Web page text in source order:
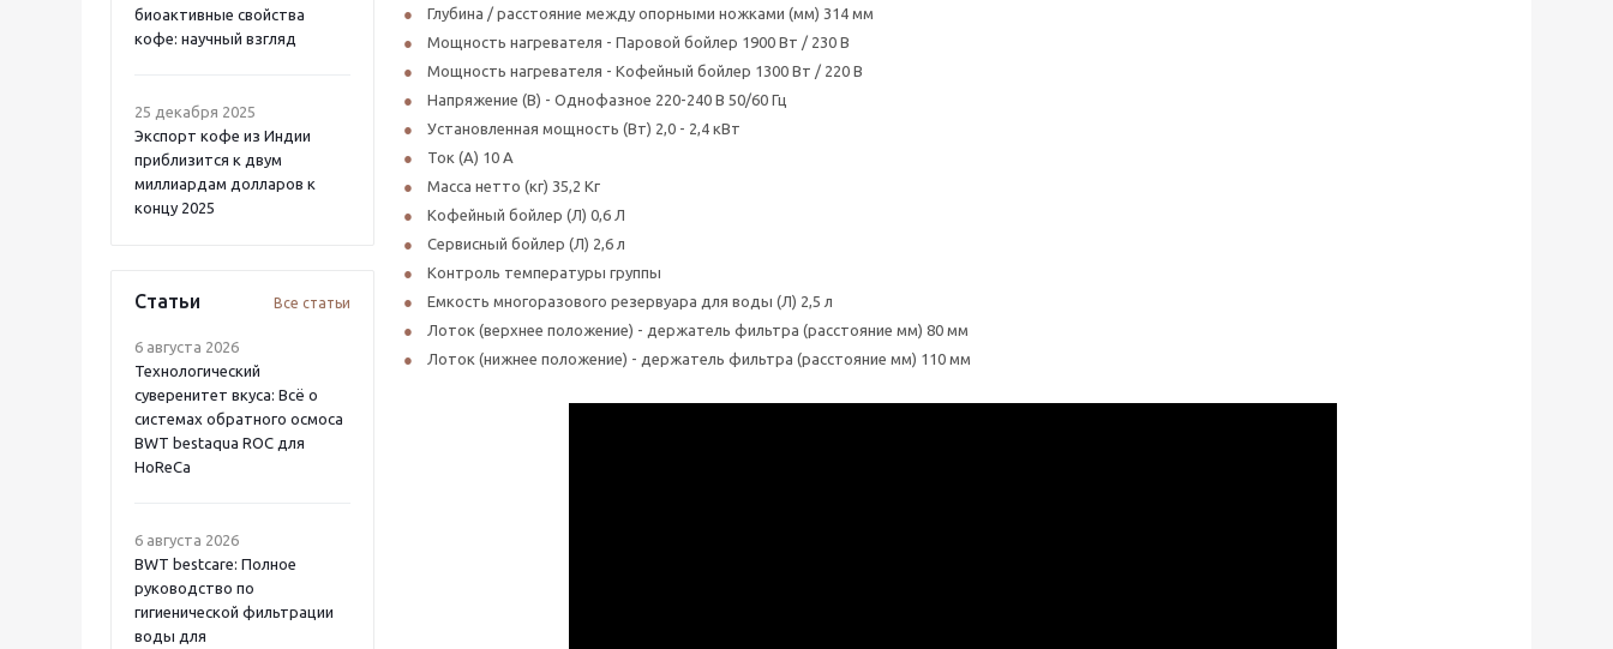
биоактивные свойства
кофе: научный взгляд
25 декабря 2025
Экспорт кофе из Индии
приблизится к двум
миллиардам долларов к
концу 2025
Статьи Все статьи
6 августа 2026
Технологический
суверенитет вкуса: Всё о
системах обратного осмоса
BWT bestaqua ROC для
HoReCa
6 августа 2026
BWT bestcare: Полное
руководство по
гигиенической фильтрации
воды для
Глубина / расстояние между опорными ножками (мм) 314 мм
Мощность нагревателя - Паровой бойлер 1900 Вт / 230 В
Мощность нагревателя - Кофейный бойлер 1300 Вт / 220 В
Напряжение (В) - Однофазное 220-240 В 50/60 Гц
Установленная мощность (Вт) 2,0 - 2,4 кВт
Ток (А) 10 А
Масса нетто (кг) 35,2 Кг
Кофейный бойлер (Л) 0,6 Л
Сервисный бойлер (Л) 2,6 л
Контроль температуры группы
Емкость многоразового резервуара для воды (Л) 2,5 л
Лоток (верхнее положение) - держатель фильтра (расстояние мм) 80 мм
Лоток (нижнее положение) - держатель фильтра (расстояние мм) 110 мм